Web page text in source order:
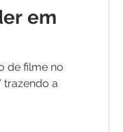
em
de filme no
trazendo a